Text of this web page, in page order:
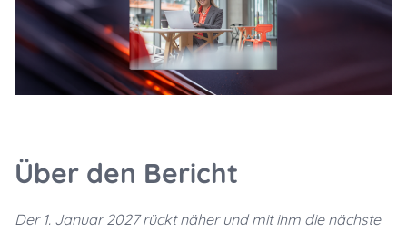
Über den Bericht
Der 1. Januar 2027 rückt näher und mit ihm die nächste